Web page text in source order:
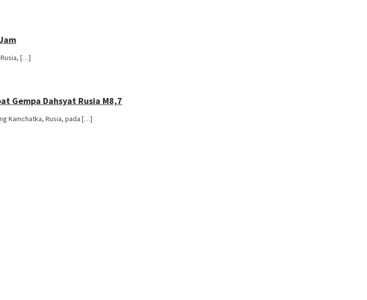
[…]
Gempa Dahsyat Rusia M8,7
Kamchatka, Rusia, pada […]